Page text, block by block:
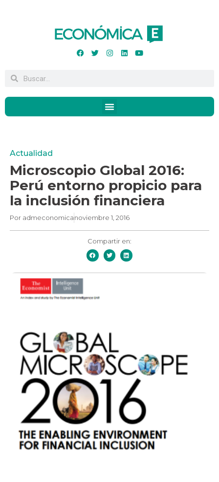
Actualidad
Microscopio Global 2016:
Perú entorno propicio para
la inclusión financiera
Por admeconomicanoviembre 1, 2016
Compartir en: